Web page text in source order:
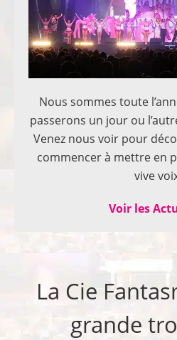
Nous sommes toute
passerons un jour ou
Venez nous voir pour
commencer à mettre en
vive
Voir les
La Cie
grande